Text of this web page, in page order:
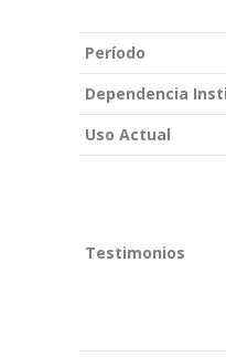
Período
Dependencia
Uso Actual
Testimonios